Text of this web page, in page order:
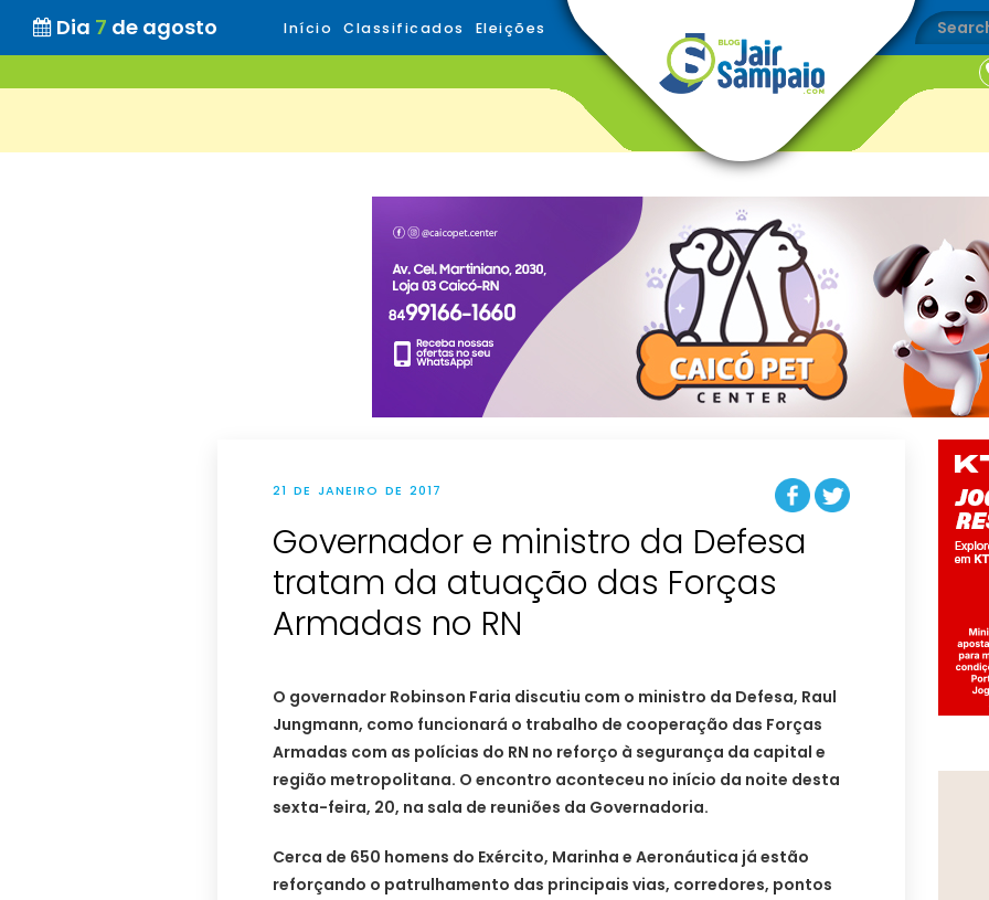
Dia 7 de agosto Início Classificados Eleições
21 DE JANEIRO DE 2017
Governador e ministro da Defesa
tratam da atuação das Forças
Armadas no RN
O governador Robinson Faria discutiu com o ministro da Defesa, Raul
Jungmann, como funcionará o trabalho de cooperação das Forças
Armadas com as polícias do RN no reforço à segurança da capital e
região metropolitana. O encontro aconteceu no início da noite desta
sexta-feira, 20, na sala de reuniões da Governadoria.
Cerca de 650 homens do Exército, Marinha e Aeronáutica já estão
reforçando o patrulhamento das principais vias, corredores, pontos